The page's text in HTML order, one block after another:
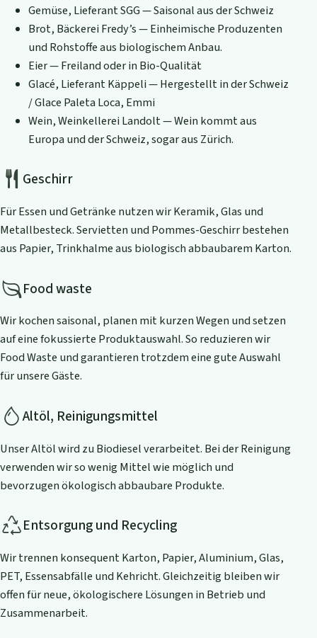
Gemüse, Lieferant SGG — Saisonal aus der Schweiz
Brot, Bäckerei Fredy’s — Einheimische Produzenten
und Rohstoffe aus biologischem Anbau.
Eier — Freiland oder in Bio-Qualität
Glacé, Lieferant Käppeli — Hergestellt in der Schweiz
/ Glace Paleta Loca, Emmi
Wein, Weinkellerei Landolt — Wein kommt aus
Europa und der Schweiz, sogar aus Zürich.
Geschirr
Für Essen und Getränke nutzen wir Keramik, Glas und
Metallbesteck. Servietten und Pommes-Geschirr bestehen
aus Papier, Trinkhalme aus biologisch abbaubarem Karton.
Food waste
Wir kochen saisonal, planen mit kurzen Wegen und setzen
auf eine fokussierte Produktauswahl. So reduzieren wir
Food Waste und garantieren trotzdem eine gute Auswahl
für unsere Gäste.
Altöl, Reinigungsmittel
Unser Altöl wird zu Biodiesel verarbeitet. Bei der Reinigung
verwenden wir so wenig Mittel wie möglich und
bevorzugen ökologisch abbaubare Produkte.
Entsorgung und Recycling
Wir trennen konsequent Karton, Papier, Aluminium, Glas,
PET, Essensabfälle und Kehricht. Gleichzeitig bleiben wir
offen für neue, ökologischere Lösungen in Betrieb und
Zusammenarbeit.